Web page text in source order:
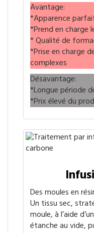
Avantage:
*Apparence
*Prend en charge
* Qualité de
*Prise en charge
complexes
Désavantage:
*Longue période
*Prix élevé du
Des moules en
Un tissu sec,
moule, à l’aide
étanche au vide,